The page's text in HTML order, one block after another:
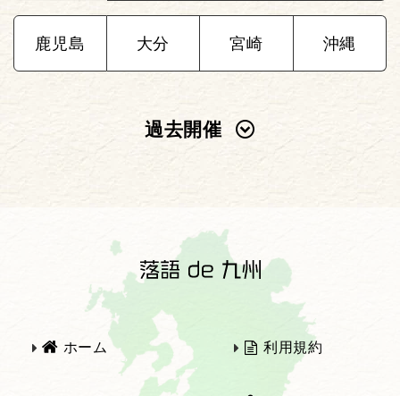
鹿児島 大分 宮崎 沖縄
過去開催
2022年
2021年 2020年
ホーム 利用規約